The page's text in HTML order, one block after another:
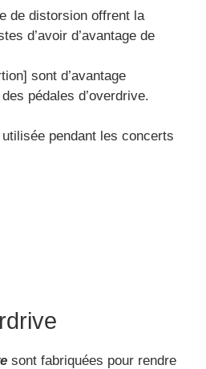
de distorsion offrent la
d’avoir d’avantage de
sont d’avantage
pédales d’overdrive.
pendant les concerts
sont fabriquées pour rendre